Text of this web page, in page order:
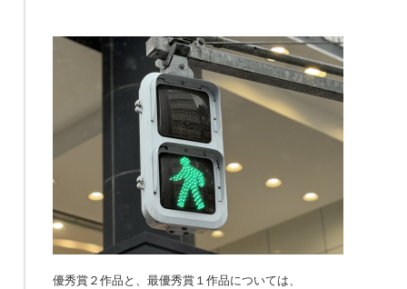
優秀賞２作品と、最優秀賞１作品については、